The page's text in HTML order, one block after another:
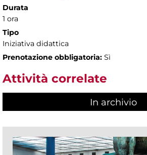
Durata
1 ora
Tipo
Iniziativa didattica
Prenotazione obbligatoria: Sì
Attività correlate
In archivio